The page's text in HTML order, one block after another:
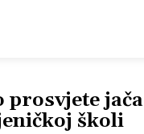
jača
školi